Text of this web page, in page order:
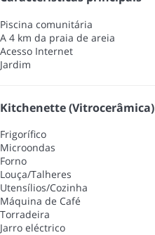
Piscina comunitária
A 4 km da praia de areia
Acesso Internet
Jardim
Kitchenette (Vitrocerâmica)
Frigorífico
Microondas
Forno
Louça/Talheres
Utensílios/Cozinha
Máquina de Café
Torradeira
Jarro eléctrico